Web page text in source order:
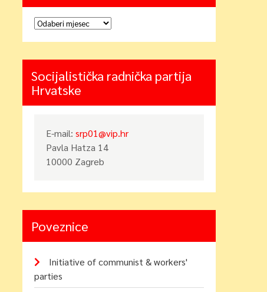
Arhiva
Socijalistička radnička partija
Hrvatske
E-mail:srp01@vip.hr
Pavla Hatza 14
10000 Zagreb
Poveznice
Initiative of communist & workers'
parties